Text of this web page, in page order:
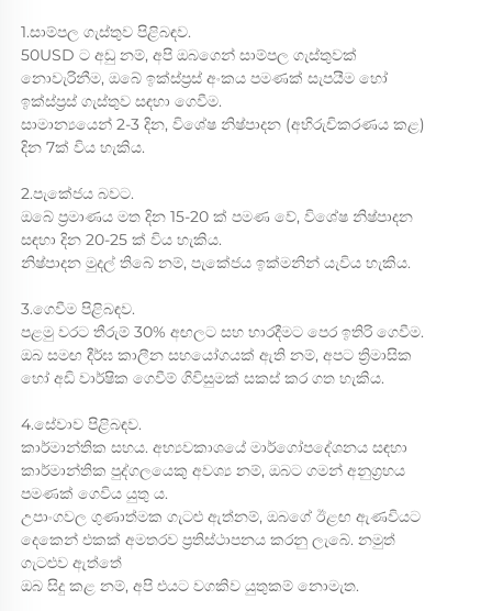
1.සාම්පල ගැස්තුව පිළිබඳව.
50USD ට අඩු නම්, අපි ඔබගෙන් සාම්පල ගැස්තුවක්
නොවැරිනීම, ඔබේ ඉක්ස්ප්‍රස් අංකය පමණක් සැපයීම හෝ
ඉක්ස්ප්‍රස් ගැස්තුව සඳහා ගෙවීම.
සාමාන්‍යයෙන් 2-3 දින, විශේෂ නිෂ්පාදන (අභිරුචිකරණය කළ)
දින 7ක් විය හැකිය.
2.පැකේජය බවට.
ඔබේ ප්‍රමාණය මත දින 15-20 ක් පමණ වේ, විශේෂ නිෂ්පාදන
සඳහා දින 20-25 ක් විය හැකිය.
නිෂ්පාදන මුදල් තිබේ නම්, පැකේජය ඉක්මනින් යැවිය හැකිය.
3.ගෙවීම පිළිබඳව.
පළමු වරට තීරුම් 30% අඟලට සහ භාරදීමට පෙර ඉතිරි ගෙවීම.
ඔබ සමඟ දීර්ඝ කාලීන සහයෝගයක් ඇති නම්, අපට ත්‍රිමාසික
හෝ අඩි වාර්ෂික ගෙවීම් ගිවිසුමක් සකස් කර ගත හැකිය.
4.සේවාව පිළිබඳව.
කාර්මාන්තික සහය. අභ්‍යවකාශයේ මාර්ගෝපදේශනය සඳහා
කාර්මාන්තික පුද්ගලයෙකු අවශ්‍ය නම්, ඔබට ගමන් අනුග්‍රහය
පමණක් ගෙවිය යුතු ය.
උපාංගවල ගුණාත්මක ගැටළු ඇත්නම්, ඔබගේ ඊළඟ ඇණවියට
දෙකෙන් එකක් අමතරව ප්‍රතිස්ථාපනය කරනු ලැබේ. නමුත්
ගැටළුව ඇත්තේ
ඔබ සිදු කළ නම්, අපි එයට වගකිව යුතුකම් නොමැත.